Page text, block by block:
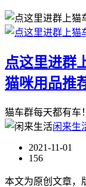
点这里进群
猫咪用品推
猫车群每天都有车
闲来生
2021-11-01
156
本文为原创文章，